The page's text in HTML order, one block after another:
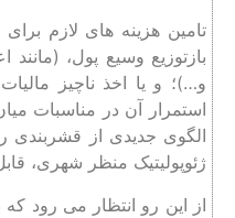
تامین هزینه ‌های لازم
بازتوزیع وسیع پول،
و…)؛ و یا اخذ ناچیز
استمرار آن در مناسبات
الگوی جدیدی از قشربندی
ژئوپولیتیک منظر شهری،
از‌ این ‌رو انتظار می ‌رود